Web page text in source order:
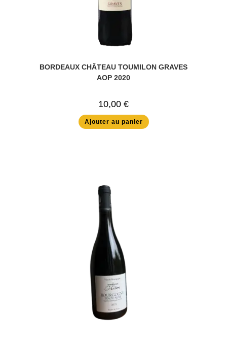
BORDEAUX CHÂTEAU TOUMILON GRAVES
AOP 2020
10,00 €
Ajouter au panier